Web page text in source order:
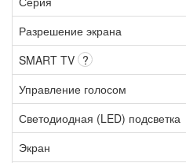
Разрешение экрана
SMART TV ?
Управление голосом
Светодиодная (LED) подсветка
Экран